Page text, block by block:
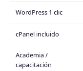
WordPress 1 clic
cPanel incluido
Academia /
capacitación